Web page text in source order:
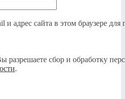
и адрес сайта в этом браузере
разрешаете сбор и обработку
.